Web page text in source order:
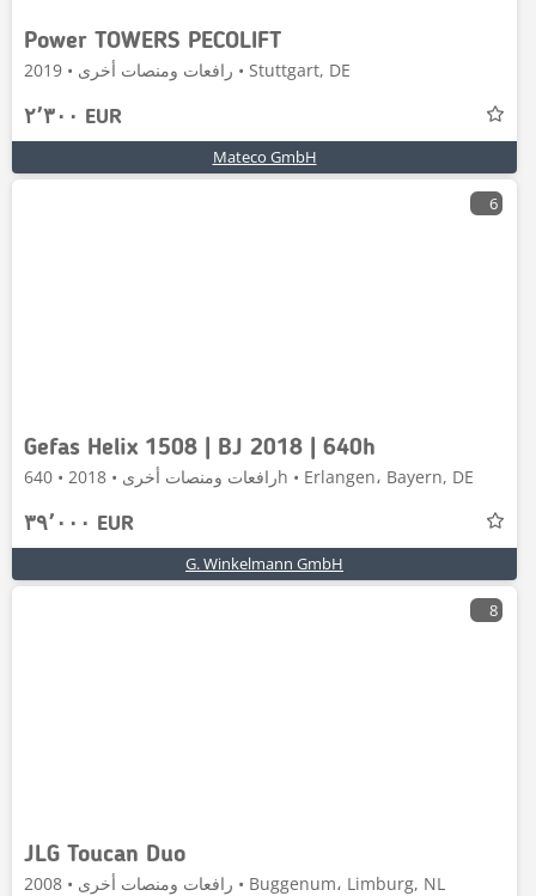
Power TOWERS PECOLIFT
رافعات ومنصات أخرى • 2019 • Stuttgart, DE
٢٬٣٠٠ EUR
Mateco GmbH
6
Gefas Helix 1508 | BJ 2018 | 640h
رافعات ومنصات أخرى • 2018 • 640h • Erlangen، Bayern, DE
٣٩٬٠٠٠ EUR
G. Winkelmann GmbH
8
JLG Toucan Duo
رافعات ومنصات أخرى • 2008 • Buggenum، Limburg, NL